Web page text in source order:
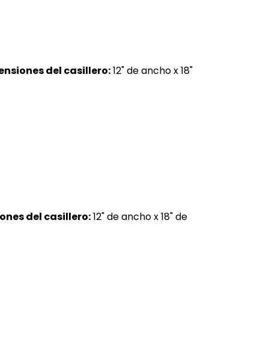
del casillero:12" de ancho x 18"
del casillero:12" de ancho x 18" de